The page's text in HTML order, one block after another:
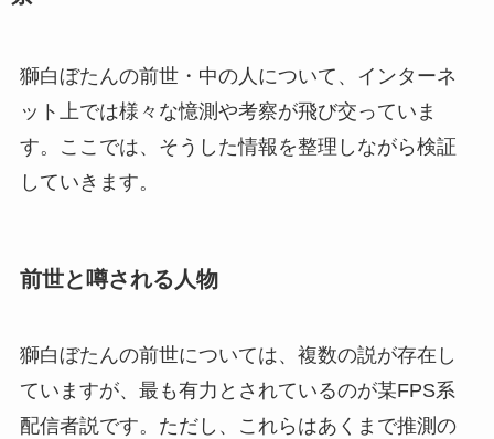
獅白ぼたんの前世・中の人について、インターネ
ット上では様々な憶測や考察が飛び交っていま
す。ここでは、そうした情報を整理しながら検証
していきます。
前世と噂される人物
獅白ぼたんの前世については、複数の説が存在し
ていますが、最も有力とされているのが某FPS系
配信者説です。ただし、これらはあくまで推測の